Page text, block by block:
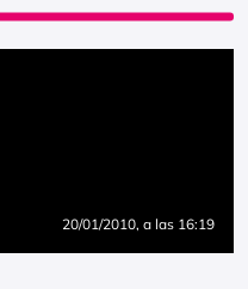
20/01/2010, a las 16:19